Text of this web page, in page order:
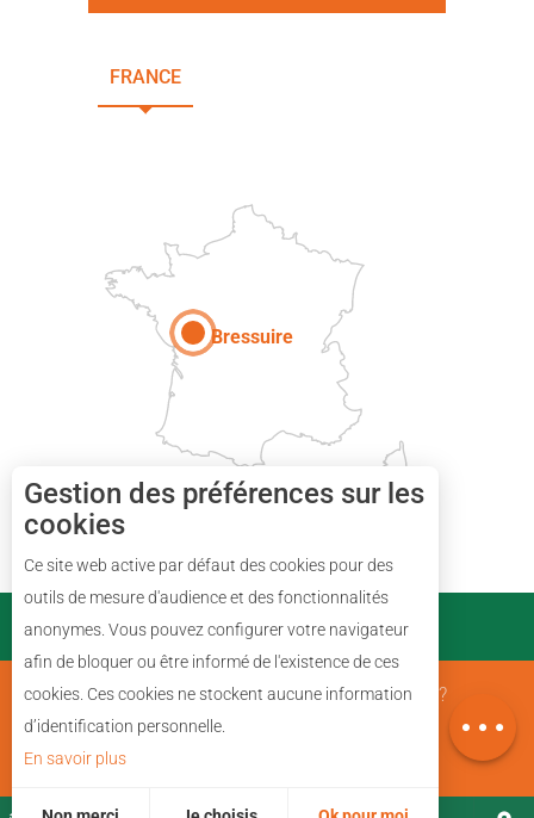
Prestations
Carte
FRANCE
Bressuire
PARTENAIRES
Mentions Légales Qui sommes nous ?
Gestion des préférences sur les
cookies
Ce site web active par défaut des cookies pour des
outils de mesure d'audience et des fonctionnalités
anonymes. Vous pouvez configurer votre navigateur
afin de bloquer ou être informé de l'existence de ces
cookies. Ces cookies ne stockent aucune information
d’identification personnelle.
En savoir plus